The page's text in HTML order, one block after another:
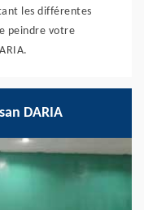
les différentes
peindre votre
DARIA